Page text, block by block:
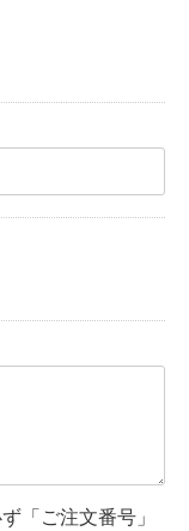
「ご注文番号」